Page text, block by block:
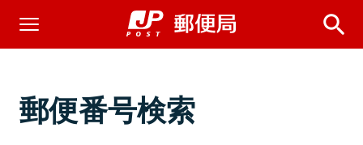
郵便番号検索